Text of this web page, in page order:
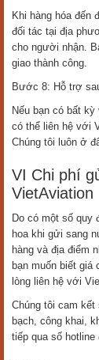
Khi hàng hóa
đối tác tại địa
cho người nhận.
giao thành công.
Bước 8: Hỗ trợ
Nếu bạn có bất
có thể liên hệ với
Chúng tôi luôn ở
VI Chi phí
VietAviation
Do có một số quy
hoa khi gửi sang
hàng và địa điểm
bạn muốn biết
lòng liên hệ với
Chúng tôi cam
bạch, công khai,
tiếp qua số